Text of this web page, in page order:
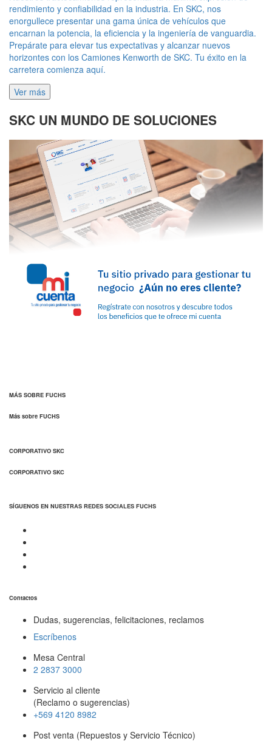
rendimiento y confiabilidad en la industria. En SKC, nos
enorgullece presentar una gama única de vehículos que
encarnan la potencia, la eficiencia y la ingeniería de vanguardia.
Prepárate para elevar tus expectativas y alcanzar nuevos
horizontes con los Camiones Kenworth de SKC. Tu éxito en la
carretera comienza aquí.
Ver más
SKC UN MUNDO DE SOLUCIONES
MÁS SOBRE FUCHS
Más sobre FUCHS
CORPORATIVO SKC
CORPORATIVO SKC
SÍGUENOS EN NUESTRAS REDES SOCIALES FUCHS
Contactos
Dudas, sugerencias, felicitaciones, reclamos
Escríbenos
Mesa Central
2 2837 3000
Servicio al cliente
(Reclamo o sugerencias)
+569 4120 8982
Post venta (Repuestos y Servicio Técnico)